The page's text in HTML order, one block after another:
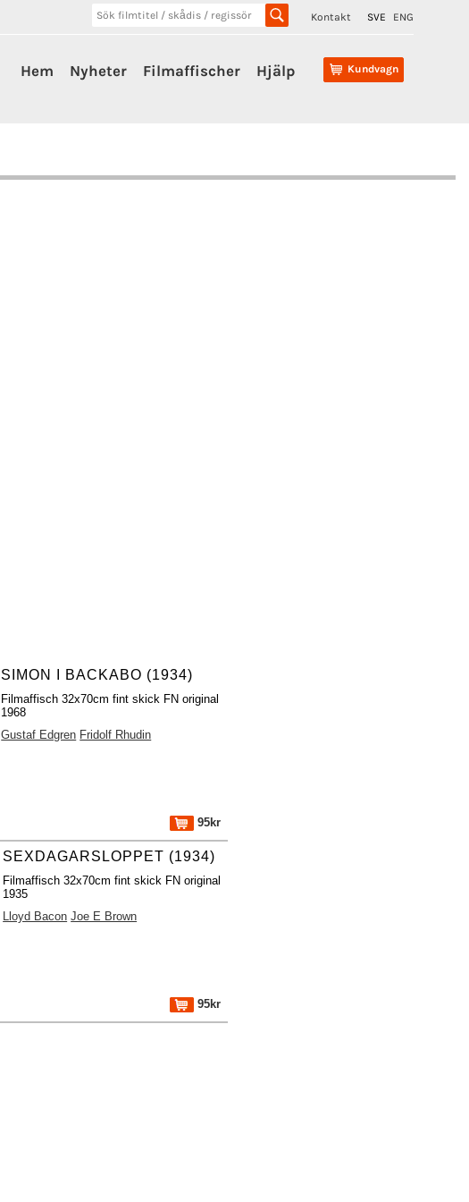
Kontakt SVE ENG
Kundvagn
Hem Nyheter Filmaffischer Hjälp
SIMON I BACKABO (1934)
Filmaffisch 32x70cm fint skick FN original
1968
Gustaf Edgren Fridolf Rhudin
95kr
SEXDAGARSLOPPET (1934)
Filmaffisch 32x70cm fint skick FN original
1935
Lloyd Bacon Joe E Brown
95kr